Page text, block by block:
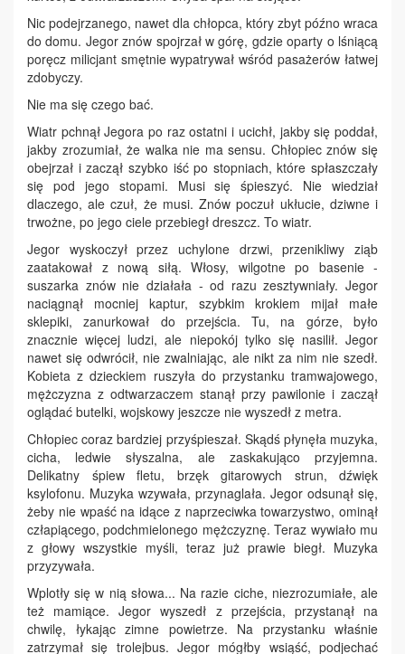
Nic podejrzanego, nawet dla chłopca, który zbyt późno wraca
do domu. Jegor znów spojrzał w górę, gdzie oparty o lśniącą
poręcz milicjant smętnie wypatrywał wśród pasażerów łatwej
zdobyczy.
Nie ma się czego bać.
Wiatr pchnął Jegora po raz ostatni i ucichł, jakby się poddał,
jakby zrozumiał, że walka nie ma sensu. Chłopiec znów się
obejrzał i zaczął szybko iść po stopniach, które spłaszczały
się pod jego stopami. Musi się śpieszyć. Nie wiedział
dlaczego, ale czuł, że musi. Znów poczuł ukłucie, dziwne i
trwożne, po jego ciele przebiegł dreszcz. To wiatr.
Jegor wyskoczył przez uchylone drzwi, przenikliwy ziąb
zaatakował z nową siłą. Włosy, wilgotne po basenie -
suszarka znów nie działała - od razu zesztywniały. Jegor
naciągnął mocniej kaptur, szybkim krokiem mijał małe
sklepiki, zanurkował do przejścia. Tu, na górze, było
znacznie więcej ludzi, ale niepokój tylko się nasilił. Jegor
nawet się odwrócił, nie zwalniając, ale nikt za nim nie szedł.
Kobieta z dzieckiem ruszyła do przystanku tramwajowego,
mężczyzna z odtwarzaczem stanął przy pawilonie i zaczął
oglądać butelki, wojskowy jeszcze nie wyszedł z metra.
Chłopiec coraz bardziej przyśpieszał. Skądś płynęła muzyka,
cicha, ledwie słyszalna, ale zaskakująco przyjemna.
Delikatny śpiew fletu, brzęk gitarowych strun, dźwięk
ksylofonu. Muzyka wzywała, przynaglała. Jegor odsunął się,
żeby nie wpaść na idące z naprzeciwka towarzystwo, ominął
człapiącego, podchmielonego mężczyznę. Teraz wywiało mu
z głowy wszystkie myśli, teraz już prawie biegł. Muzyka
przyzywała.
Wplotły się w nią słowa... Na razie ciche, niezrozumiałe, ale
też mamiące. Jegor wyszedł z przejścia, przystanął na
chwilę, łykając zimne powietrze. Na przystanku właśnie
zatrzymał się trolejbus. Jegor mógłby wsiąść, podjechać